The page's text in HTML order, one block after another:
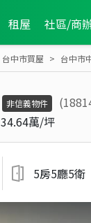
租屋 社區/商
台中市買屋 台中市
非信義物件
34.64萬/坪
5房5廳5衛